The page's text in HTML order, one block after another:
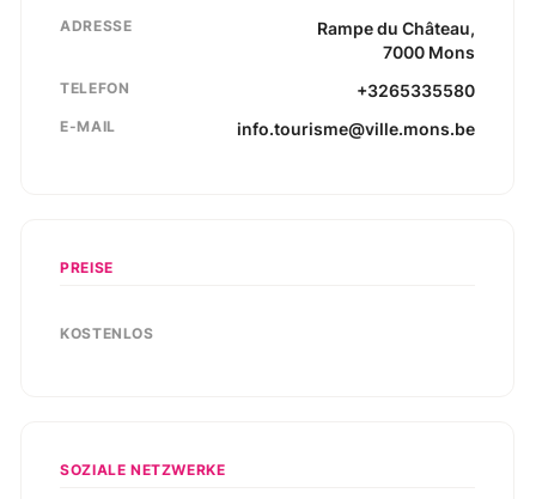
ADRESSE Rampe du Château,
7000 Mons
TELEFON +3265335580
E-MAIL info.tourisme@ville.mons.be
PREISE
KOSTENLOS
SOZIALE NETZWERKE